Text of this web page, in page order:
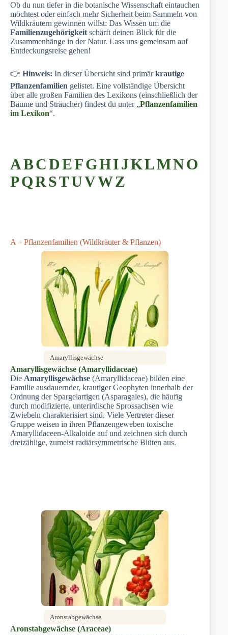
Ob du nun tiefer in die botanische Wissenschaft eintauchen
möchtest oder einfach mehr Sicherheit beim Sammeln von
Wildkräutern gewinnen willst: Das Wissen um die
Familienzugehörigkeit schärft deinen Blick für die
Zusammenhänge in der Natur. Lass uns gemeinsam auf
Entdeckungsreise gehen!
👉 Hinweis: In dieser Übersicht sind primärkrautige
Pflanzenfamilien gelistet. Eine vollständige Übersicht
über alle großen Familien des Lexikons (einschließlich der
Bäume und Sträucher) findest du unter „Pflanzenfamilien
im Lexikon“.
ABCDEFGHIJKLMNO
PQRSTUVWZ
A – Pflanzenfamilien (Wildkräuter & Pflanzen)
Amaryllisgewächse
Amaryllisgewächse (Amaryllidaceae)
Die Amaryllisgewächse (Amaryllidaceae) bilden eine
Familie ausdauernder, krautiger Geophyten innerhalb der
Ordnung der Spargelartigen (Asparagales), die häufig
durch modifizierte, unterirdische Sprossachsen wie
Zwiebeln charakterisiert sind. Viele Vertreter dieser
Gruppe weisen in ihren Pflanzengeweben toxische
Amaryllidaceen-Alkaloide auf und zeichnen sich durch
dreizählige, zumeist radiärsymmetrische Blüten aus.
Aronstabgewächse
Aronstabgewächse (Araceae)